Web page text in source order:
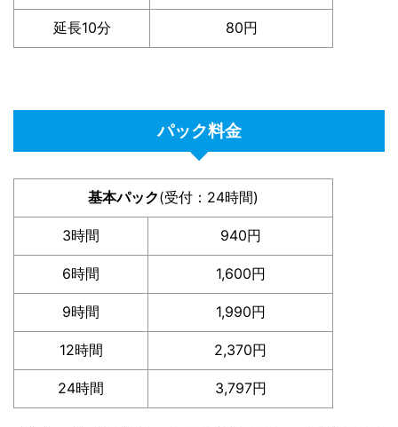
延長10分 80円
パック料金
基本パック(受付：24時間)
3時間 940円
6時間 1,600円
9時間 1,990円
12時間 2,370円
24時間 3,797円